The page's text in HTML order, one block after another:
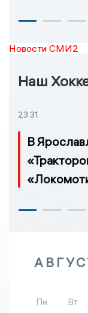
Новости СМИ2
Наш
23:31
В
Пн Вт